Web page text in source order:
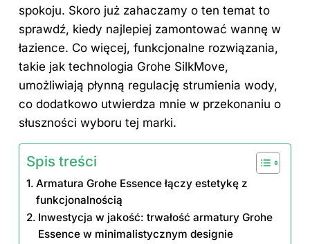
spokoju. Skoro już zahaczamy o ten temat to
sprawdź, kiedy najlepiej zamontować wannę w
łazience. Co więcej, funkcjonalne rozwiązania,
takie jak technologia Grohe SilkMove,
umożliwiają płynną regulację strumienia wody,
co dodatkowo utwierdza mnie w przekonaniu o
słuszności wyboru tej marki.
Spis treści
Armatura Grohe Essence łączy estetykę z
funkcjonalnością
Inwestycja w jakość: trwałość armatury Grohe
Essence w minimalistycznym designie